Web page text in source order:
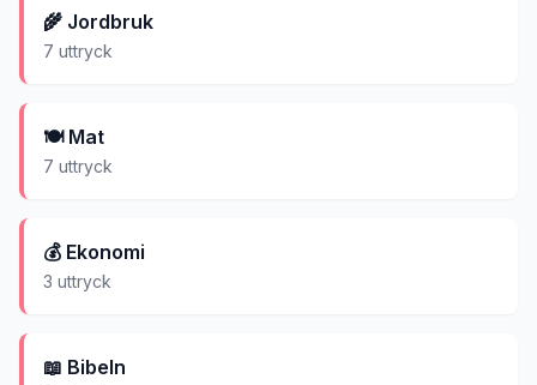
🌾 Jordbruk
7 uttryck
🍽️ Mat
7 uttryck
💰 Ekonomi
3 uttryck
📖 Bibeln